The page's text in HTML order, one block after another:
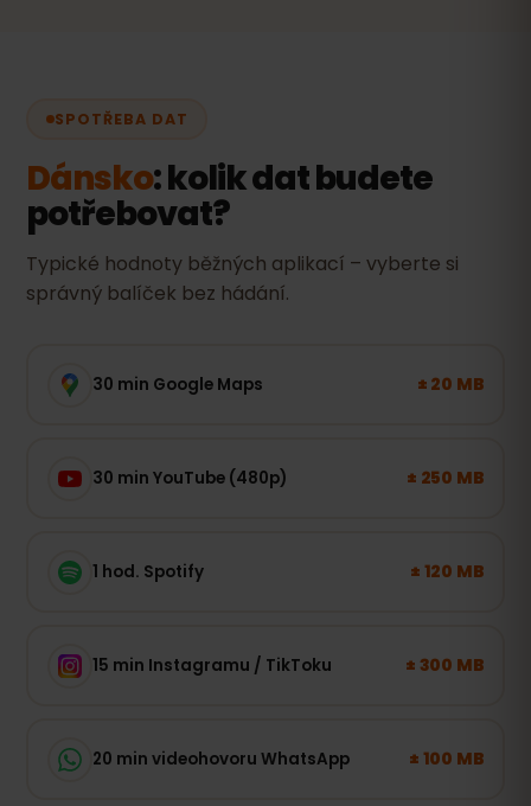
SPOTŘEBA DAT
Dánsko: kolik dat budete
potřebovat?
Typické hodnoty běžných aplikací – vyberte si
správný balíček bez hádání.
30 min Google Maps ± 20 MB
30 min YouTube (480p) ± 250 MB
1 hod. Spotify ± 120 MB
15 min Instagramu / TikToku ± 300 MB
20 min videohovoru WhatsApp ± 100 MB